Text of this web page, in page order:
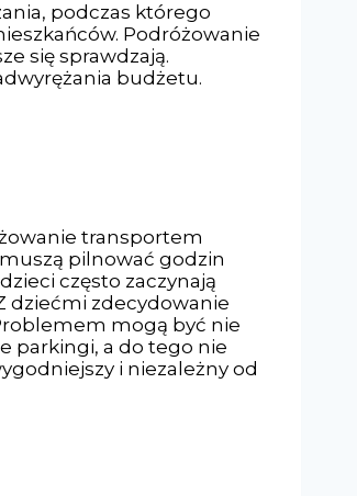
podczas którego
Podróżowanie
się sprawdzają.
budżetu.
transportem
pilnować godzin
często zaczynają
dziećmi zdecydowanie
mogą być nie
parkingi, a do tego nie
i niezależny od